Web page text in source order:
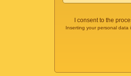
I consent to the
Inserting your personal